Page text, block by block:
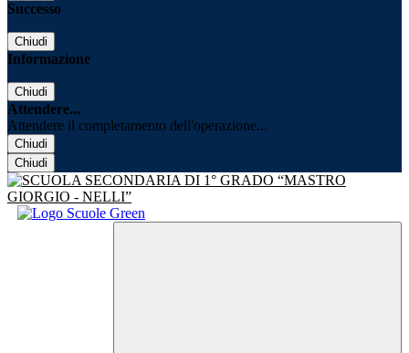
Successo
Chiudi
Informazione
Chiudi
Attendere...
Attendere il completamento dell'operazione...
Chiudi
Chiudi